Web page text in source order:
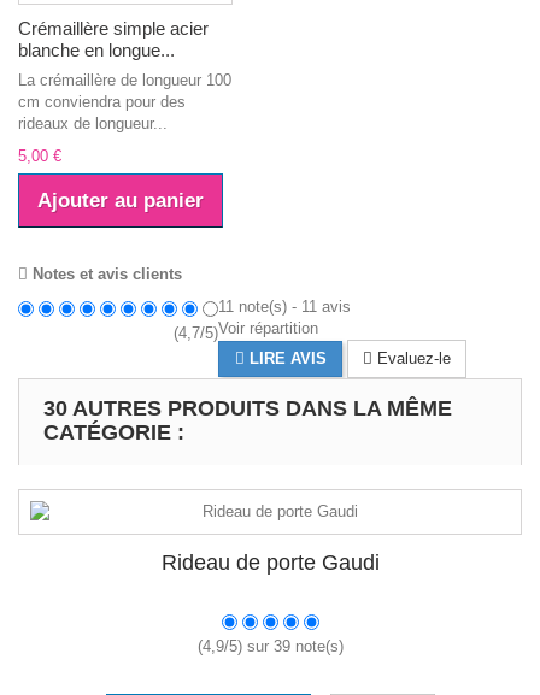
Crémaillère simple acier
blanche en longue...
La crémaillère de longueur 100
cm conviendra pour des
rideaux de longueur...
5,00 €
Ajouter au panier
Notes et avis clients
(4,7/5)
11 note(s) - 11 avis
Voir répartition
LIRE AVIS
Evaluez-le
30 AUTRES PRODUITS DANS LA MÊME
CATÉGORIE :
Rideau de porte Gaudi
(4,9/5) sur 39note(s)